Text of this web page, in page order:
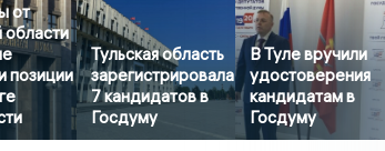
от
области
позиции
Тульская область
зарегистрировала
7 кандидатов в
Госдуму
В Туле вручили
удостоверения
кандидатам в
Госдуму